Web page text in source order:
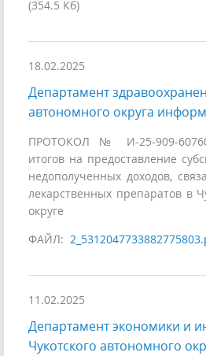
(354.5 Кб)
18.02.2025
Департамент
автономного округа
ПРОТОКОЛ № И-25-909-
итогов на предоставление
недополученных доходов,
лекарственных препаратов в
округе
ФАЙЛ:
11.02.2025
Департамент экономики и
Чукотского автономного